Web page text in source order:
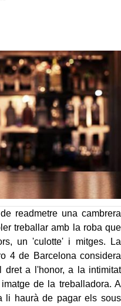
readmetre una cambrera
treballar amb la roba que
un 'culotte' i mitges. La
4 de Barcelona considera
dret a l'honor, a la intimitat
de la treballadora. A
li haurà de pagar els sous